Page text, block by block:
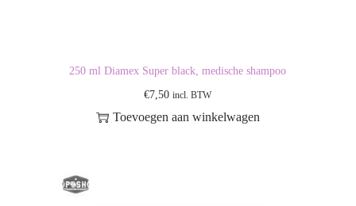
250 ml Diamex Super black, medische shampoo
€7,50 incl. BTW
Toevoegen aan winkelwagen